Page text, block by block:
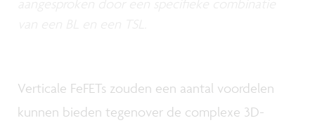
Verticale FeFETs zouden een aantal voordelen
kunnen bieden tegenover de complexe 3D-